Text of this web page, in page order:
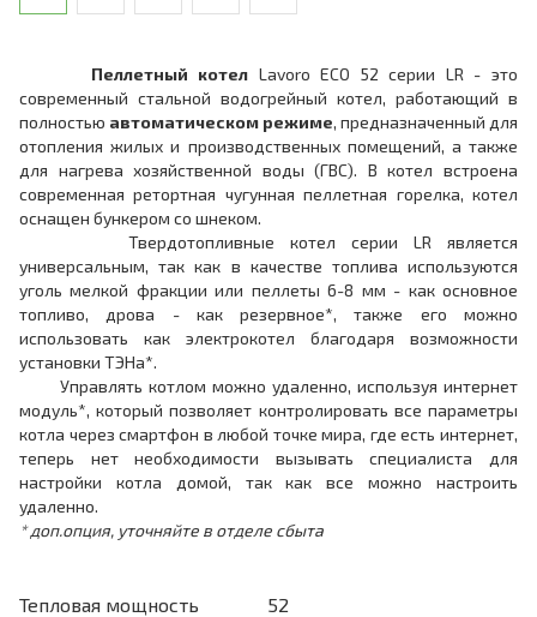
Пеллетный котел Lavoro ECO 52 серии LR - это
современный стальной водогрейный котел, работающий в
полностью автоматическом режиме, предназначенный для
отопления жилых и производственных помещений, а также
для нагрева хозяйственной воды (ГВС). В котел встроена
современная ретортная чугунная пеллетная горелка, котел
оснащен бункером со шнеком.
Твердотопливные котел серии LR является
универсальным, так как в качестве топлива используются
уголь мелкой фракции или пеллеты 6-8 мм - как основное
топливо, дрова - как резервное*, также его можно
использовать как электрокотел благодаря возможности
установки ТЭНа*.
Управлять котлом можно удаленно, используя интернет
модуль*, который позволяет контролировать все параметры
котла через смартфон в любой точке мира, где есть интернет,
теперь нет необходимости вызывать специалиста для
настройки котла домой, так как все можно настроить
удаленно.
* доп.опция, уточняйте в отделе сбыта
Тепловая мощность
52